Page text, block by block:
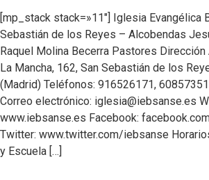
[mp_stack stack=»11″] Iglesia Evangélica
Sebastián de los Reyes – Alcobendas
Raquel Molina Becerra Pastores
La Mancha, 162, San Sebastián de los
(Madrid) Teléfonos: 916526171,
Correo electrónico: iglesia@iebsanse.es
www.iebsanse.es Facebook:
Twitter: www.twitter.com/iebsanse
y Escuela […]